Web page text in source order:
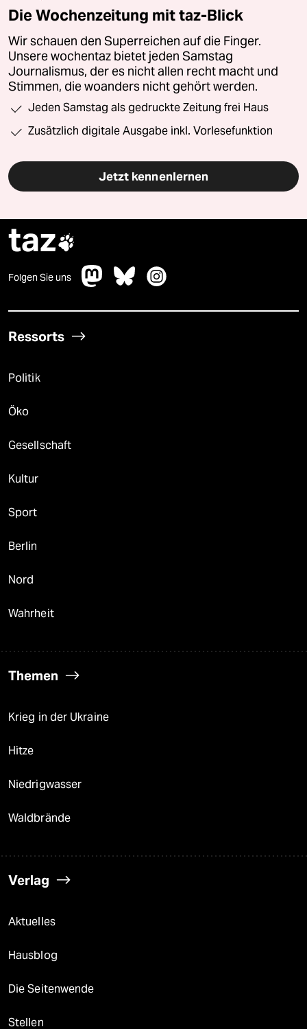
Die Wochenzeitung mit taz-Blick
Wir schauen den Superreichen auf die Finger.
Unsere wochentaz bietet jeden Samstag
Journalismus, der es nicht allen recht macht und
Stimmen, die woanders nicht gehört werden.
Jeden Samstag als gedruckte Zeitung frei Haus
Zusätzlich digitale Ausgabe inkl. Vorlesefunktion
Jetzt kennenlernen
taz
Folgen Sie uns
Ressorts
Politik
Öko
Gesellschaft
Kultur
Sport
Berlin
Nord
Wahrheit
Themen
Krieg in der Ukraine
Hitze
Niedrigwasser
Waldbrände
Verlag
Aktuelles
Hausblog
Die Seitenwende
Stellen